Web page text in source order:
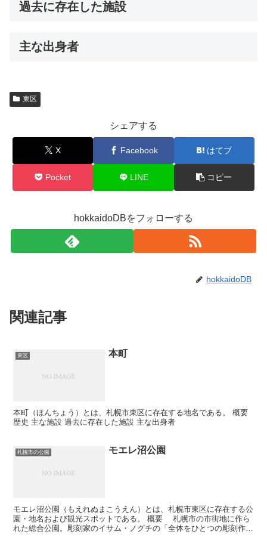
過去に存在した施設
主な出身者
東区
シェアする
X Facebook はてブ
Pocket LINE コピー
hokkaidoDBをフォローする
hokkaidoDB
関連記事
東区 本町
本町（ほんちょう）とは、札幌市東区に存在する地名である。 概要
歴史 主な施設 過去に存在した施設 主な出身者
札幌市の公園 モエレ沼公園
モエレ沼公園（もえれぬまこうえん）とは、札幌市東区に存在する公
園・地名および観光スポットである。 概要 札幌市の市街地に作ら
れた総合公園。彫刻家のイサム・ノグチの「全体をひとつの彫刻作品